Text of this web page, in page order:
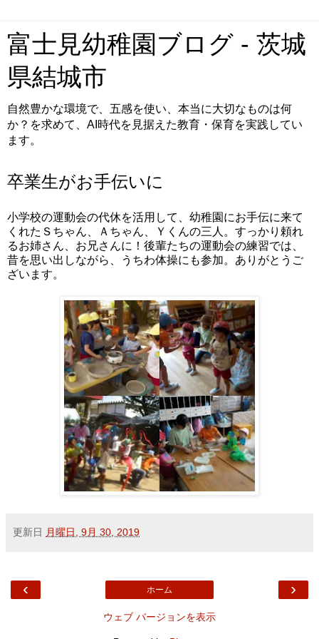
富士見幼稚園ブログ - 茨城
県結城市
自然豊かな環境で、五感を使い、本当に大切なものは何
か？を求めて、AI時代を見据えた教育・保育を実践してい
ます。
卒業生がお手伝いに
小学校の運動会の代休を活用して、幼稚園にお手伝に来て
くれたＳちゃん、Ａちゃん、Ｙくんの三人。すっかり頼れ
るお姉さん、お兄さんに！後輩たちの運動会の練習では、
昔を思い出しながら、うちわ体操にも参加。ありがとうご
ざいます。
更新日 月曜日, 9月 30, 2019
‹ ›
ホーム
ウェブ バージョンを表示